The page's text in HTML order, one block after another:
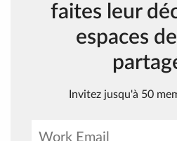
faites leur
espaces
Invitez jusqu'à 50